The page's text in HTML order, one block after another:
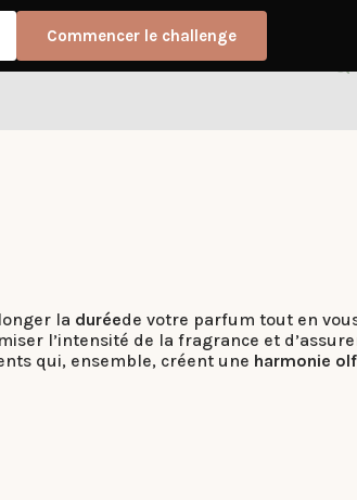
la duréede votre parfum tout en
l’intensité de la fragrance et
qui, ensemble, créent une harmonie
Commencer le challenge